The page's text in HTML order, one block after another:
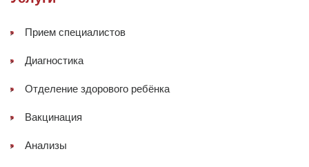
Прием специалистов
Диагностика
Отделение здорового ребёнка
Вакцинация
Анализы